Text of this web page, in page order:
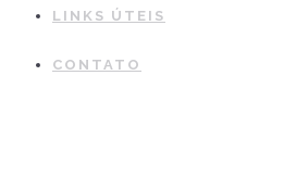
LINKS ÚTEIS
CONTATO